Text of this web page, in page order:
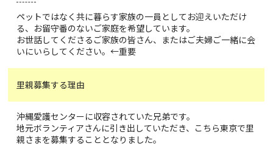
ペットではなく共に暮らす家族の一員としてお迎えいただけ
る、お留守番のないご家庭を希望しています。
お世話してくださるご家族の皆さん、またはご夫婦ご一緒に会
いにいらしてください。←重要
里親募集する理由
沖縄愛護センターに収容されていた兄弟です。
地元ボランティアさんに引き出していただき、こちら東京で里
親さまを募集することとなりました。